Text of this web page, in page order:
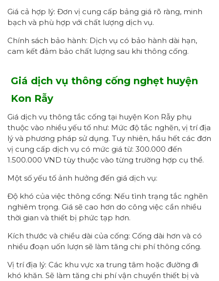
Giá cả hợp lý: Đơn vị cung cấp bảng giá rõ ràng, minh
bạch và phù hợp với chất lượng dịch vụ.
Chính sách bảo hành: Dịch vụ có bảo hành dài hạn,
cam kết đảm bảo chất lượng sau khi thông cống.
Giá dịch vụ thông cống nghẹt huyện
Kon Rẫy
Giá dịch vụ thông tắc cống tại huyện Kon Rẫy phụ
thuộc vào nhiều yếu tố như: Mức độ tắc nghẽn, vị trí địa
lý và phương pháp sử dụng. Tuy nhiên, hầu hết các đơn
vị cung cấp dịch vụ có mức giá từ: 300.000 đến
1.500.000 VND tùy thuộc vào từng trường hợp cụ thể.
Một số yếu tố ảnh hưởng đến giá dịch vụ:
Độ khó của việc thông cống: Nếu tình trạng tắc nghẽn
nghiêm trọng. Giá sẽ cao hơn do công việc cần nhiều
thời gian và thiết bị phức tạp hơn.
Kích thước và chiều dài của cống: Cống dài hơn và có
nhiều đoạn uốn lượn sẽ làm tăng chi phí thông cống.
Vị trí địa lý: Các khu vực xa trung tâm hoặc đường đi
khó khăn. Sẽ làm tăng chi phí vận chuyển thiết bị và